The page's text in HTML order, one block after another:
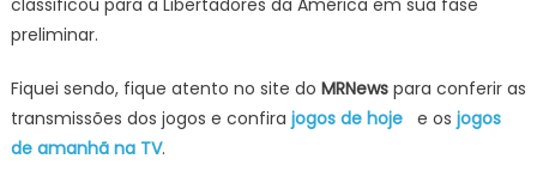
preliminar.
Fiquei sendo, fique atento no site do MRNewspara conferir as
transmissões dos jogos e confira jogos de hojee os jogos
de amanhã na TV.